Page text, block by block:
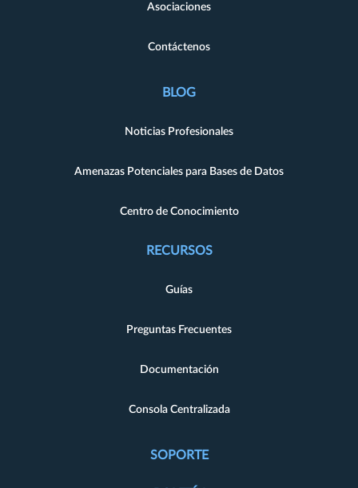
Asociaciones
Contáctenos
BLOG
Noticias Profesionales
Amenazas Potenciales para Bases de Datos
Centro de Conocimiento
RECURSOS
Guías
Preguntas Frecuentes
Documentación
Consola Centralizada
SOPORTE